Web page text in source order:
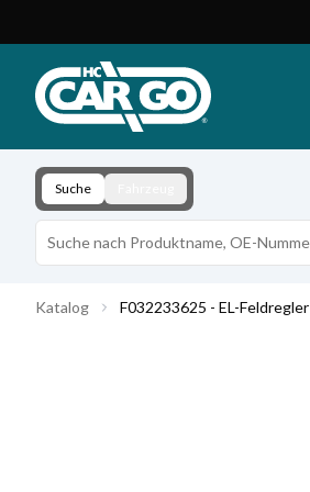
Download
Kontakt
Suche
Katalog F032233625 - EL-Feldregler